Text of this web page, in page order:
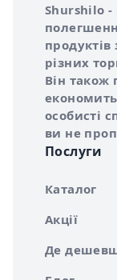
Про
Shurshilo -
продуктів
різних
Він також
особисті
ви не
Послуги
Каталог
Акції
Де